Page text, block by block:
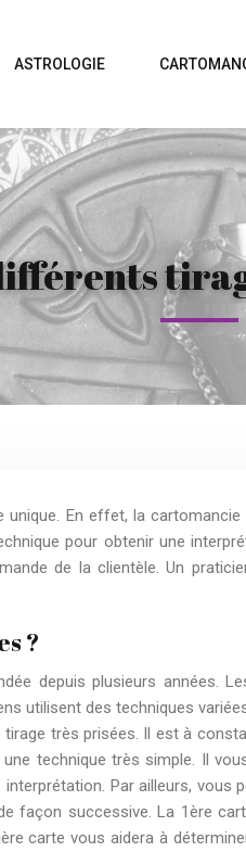
ASTROLOGIE
En effet, la
pour obtenir une
de la clientèle. Un
?
depuis plusieurs années.
utilisent des techniques
très prisées. Il est à
technique très simple. Il
Par ailleurs, vous
façon successive. La 1ère
carte vous aidera à